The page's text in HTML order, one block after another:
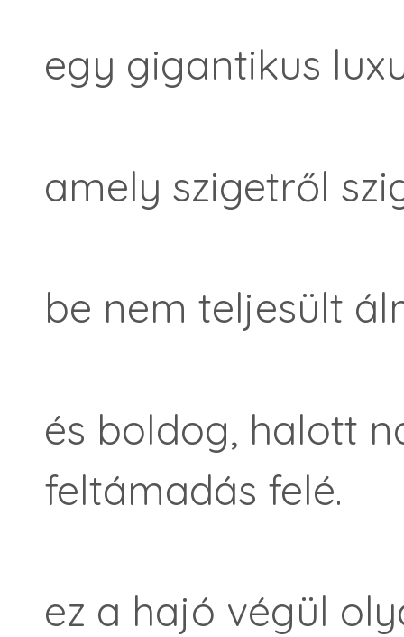
egy gigantikus
amely szigetről
be nem teljesült
és boldog, halott
feltámadás felé.
ez a hajó végül